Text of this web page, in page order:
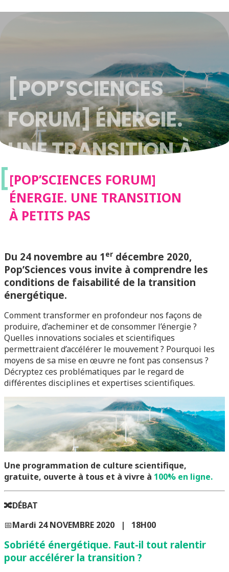
[POP’SCIENCES
FORUM] ÉNERGIE.
UNE TRANSITION À
PETITS PAS
[[POP’SCIENCES FORUM]
ÉNERGIE. UNE TRANSITION
À PETITS PAS
Du 24 novembre au 1 er décembre 2020,
Pop’Sciences vous invite à comprendre les
conditions de faisabilité de la transition
énergétique.
Comment transformer en profondeur nos façons de
produire, d’acheminer et de consommer l’énergie ?
Quelles innovations sociales et scientifiques
permettraient d’accélérer le mouvement ? Pourquoi les
moyens de sa mise en œuvre ne font pas consensus ?
Décryptez ces problématiques par le regard de
différentes disciplines et expertises scientifiques.
Une programmation de culture scientifique,
gratuite, ouverte à tous et à vivre à 100% en ligne.
🔀DÉBAT
📅Mardi 24 NOVEMBRE 2020 | 18H00
Sobriété énergétique. Faut-il tout ralentir
pour accélérer la transition ?